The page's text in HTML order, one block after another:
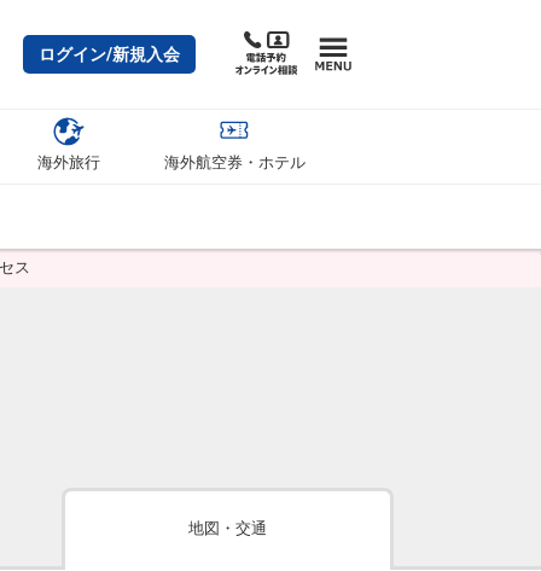
ログイン/新規入会
海外旅行 海外航空券・ホテル
ス
地図・交通